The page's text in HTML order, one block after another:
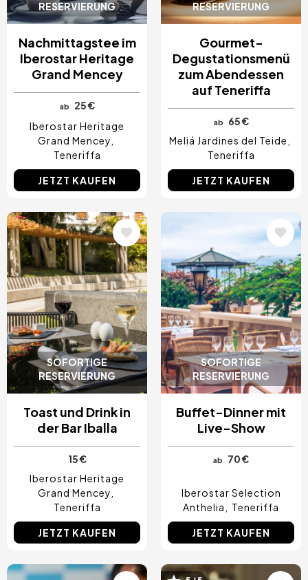
RESERVIERUNG
Nachmittagstee im
Iberostar Heritage
Grand Mencey
ab
25 €
Iberostar Heritage
Grand Mencey
Teneriffa
JETZT KAUFEN
RESERVIERUNG
Gourmet-
Degustationsmenü
zum Abendessen
auf Teneriffa
ab
65 €
Meliá Jardines del Teide
Teneriffa
JETZT KAUFEN
SOFORTIGE
RESERVIERUNG
Bild
Toast und Drink in
der Bar Iballa
15 €
Iberostar Heritage
Grand Mencey
Teneriffa
JETZT KAUFEN
SOFORTIGE
RESERVIERUNG
Bild
Buffet-Dinner mit
Live-Show
ab 70 €
Iberostar Selection
Anthelia
Teneriffa
JETZT KAUFEN